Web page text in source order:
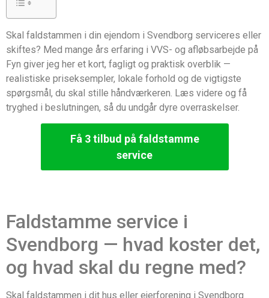
Skal faldstammen i din ejendom i Svendborg serviceres eller
skiftes? Med mange års erfaring i VVS- og afløbsarbejde på
Fyn giver jeg her et kort, fagligt og praktisk overblik —
realistiske priseksempler, lokale forhold og de vigtigste
spørgsmål, du skal stille håndværkeren. Læs videre og få
tryghed i beslutningen, så du undgår dyre overraskelser.
Få 3 tilbud på faldstamme
service
Faldstamme service i
Svendborg — hvad koster det,
og hvad skal du regne med?
Skal faldstammen i dit hus eller ejerforening i Svendborg